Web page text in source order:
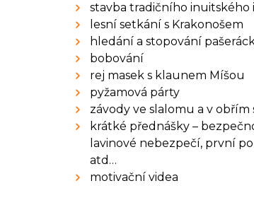
stavba tradičního inuitského
lesní setkání s Krakonošem
hledání a stopování
bobování
rej masek s klaunem Míšou
pyžamová párty
závody ve slalomu a v obřím
krátké přednášky –
lavinové nebezpečí, první
atd…
motivační videa